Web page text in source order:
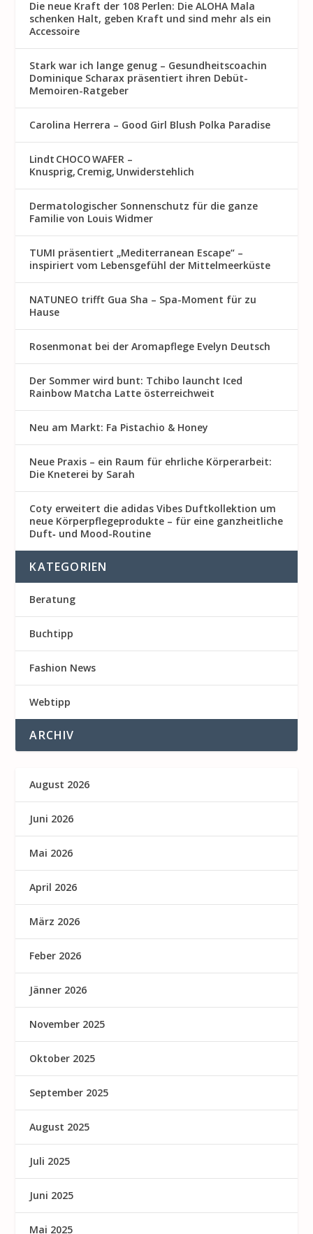
Die neue Kraft der 108 Perlen: Die ALOHA Mala
schenken Halt, geben Kraft und sind mehr als ein
Accessoire
Stark war ich lange genug – Gesundheitscoachin
Dominique Scharax präsentiert ihren Debüt-
Memoiren-Ratgeber
Carolina Herrera – Good Girl Blush Polka Paradise
Lindt CHOCO WAFER –
Knusprig, Cremig, Unwiderstehlich
Dermatologischer Sonnenschutz für die ganze
Familie von Louis Widmer
TUMI präsentiert „Mediterranean Escape“ –
inspiriert vom Lebensgefühl der Mittelmeerküste
NATUNEO trifft Gua Sha – Spa-Moment für zu
Hause
Rosenmon at bei der Aromapflege Evelyn Deutsch
Der Sommer wird bunt: Tchibo launcht Iced
Rainbow Matcha Latte österreichweit
Neu am Markt: Fa Pistachio & Honey
Neue Praxis – ein Raum für ehrliche Körperarbeit:
Die Kneterei by Sarah
Coty erweitert die adidas Vibes Duftkollektion um
neue Körperpflegeprodukte – für eine ganzheitliche
Duft‑ und Mood-Routine
KATEGORIEN
Beratung
Buchtipp
Fashion News
Webtipp
ARCHIV
August 2026
Juni 2026
Mai 2026
April 2026
März 2026
Feber 2026
Jänner 2026
November 2025
Oktober 2025
September 2025
August 2025
Juli 2025
Juni 2025
Mai 2025